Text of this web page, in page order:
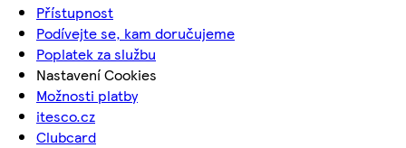
Přístupnost
Podívejte se, kam doručujeme
Poplatek za službu
Nastavení Cookies
Možnosti platby
itesco.cz
Clubcard